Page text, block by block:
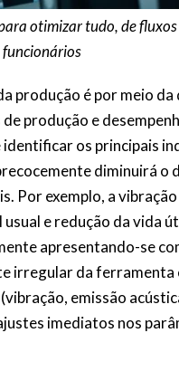
otimizar tudo, de
funcionários
produção é por meio
produção e
os principais
diminuirá o
Por exemplo, a
e redução da vida
apresentando-se
irregular da ferramenta
emissão
imediatos nos